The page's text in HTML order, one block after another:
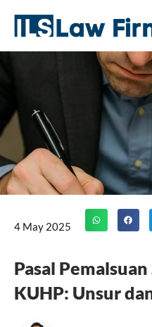
content
4 May 2025
Pasal
KUHP: Unsur